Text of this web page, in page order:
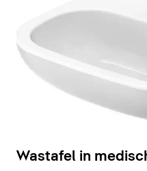
Wastafel in